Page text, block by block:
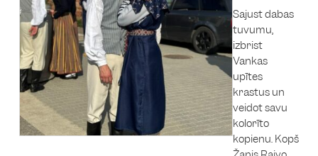
Sajust dabas
tuvumu,
izbrist
Vankas
upītes
krastus un
veidot savu
kolorīto
kopienu. Kopš